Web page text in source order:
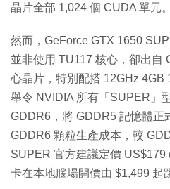
晶片全部 1,024 個 CUDA 單元。
然而，GeForce GTX 1650
並非使用 TU117 核心，卻出自
心晶片，特別配搭 12GHz 4GB
舉令 NVIDIA 所有「SUPER」
GDDR6，將 GDDR5 記憶體正
GDDR6 顆粒生產成本，較
SUPER 官方建議定價
卡在本地腦場開價由 $1,499 起